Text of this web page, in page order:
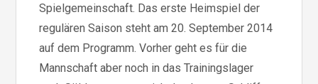
Spielgemeinschaft. Das erste Heimspiel der
regulären Saison steht am 20. September 2014
auf dem Programm. Vorher geht es für die
Mannschaft aber noch in das Trainingslager